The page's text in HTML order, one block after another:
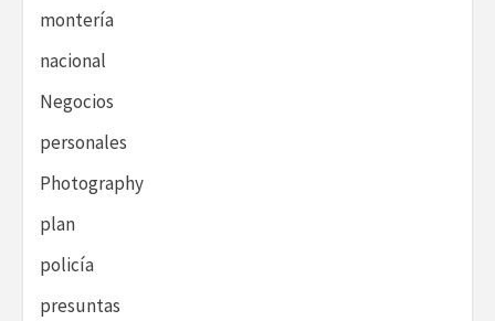
montería
nacional
Negocios
personales
Photography
plan
policía
presuntas